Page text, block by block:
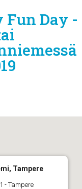
Fun Day -
Tampere
- Tampere